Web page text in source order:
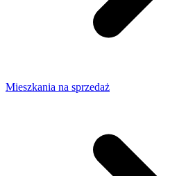
Mieszkania na sprzedaż